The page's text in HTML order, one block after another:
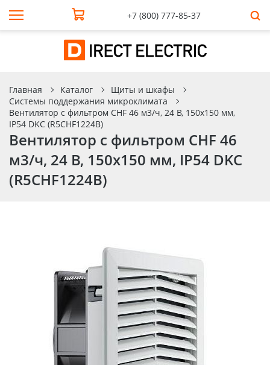
+7 (800) 777-85-37
Главная Каталог
Щиты и шкафы
Системы поддержания микроклимата
Вентилятор с фильтром CHF 46 м3/ч, 24 В, 150x150 мм,
IP54 DKC (R5CHF1224B)
Вентилятор с фильтром CHF 46
м3/ч, 24 В, 150x150 мм, IP54 DKC
(R5CHF1224B)